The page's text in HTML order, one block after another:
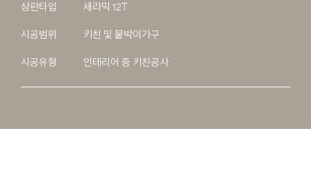
상판타입 세라믹 12T
시공범위 키친 및 붙박이가구
시공유형 인테리어 중 키친공사